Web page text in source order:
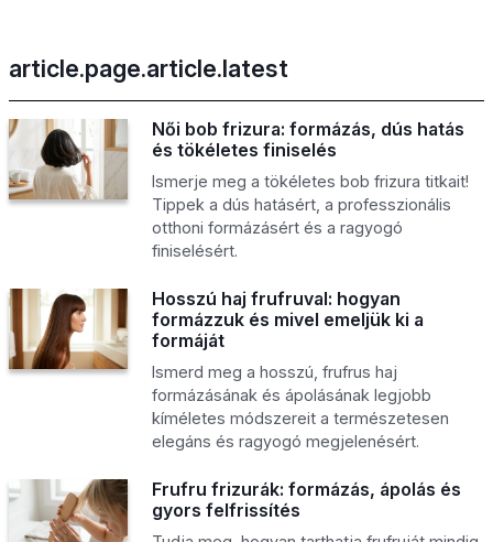
article.page.article.latest
Női bob frizura: formázás, dús hatás
és tökéletes finiselés
Ismerje meg a tökéletes bob frizura titkait!
Tippek a dús hatásért, a professzionális
otthoni formázásért és a ragyogó
finiselésért.
Hosszú haj frufruval: hogyan
formázzuk és mivel emeljük ki a
formáját
Ismerd meg a hosszú, frufrus haj
formázásának és ápolásának legjobb
kíméletes módszereit a természetesen
elegáns és ragyogó megjelenésért.
Frufru frizurák: formázás, ápolás és
gyors felfrissítés